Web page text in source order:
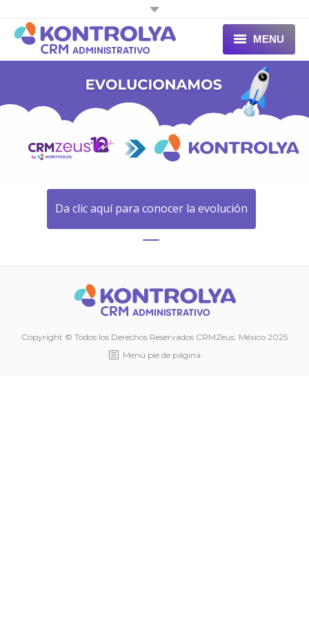
MENU
Da clic aquí para conocer la evolución
Copyright © Todos los Derechos Reservados CRMZeus. México 2025
Menú pie de página